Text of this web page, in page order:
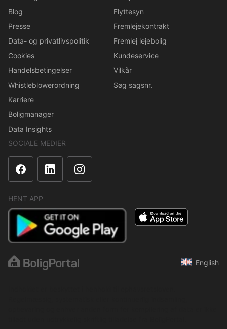
Blog
Presse
Data- og privatlivspolitik
Cookies
Handelsbetingelser
Whistleblowerordning
Karriere
Boligmanager
Data Insights
Flyttesyn
Fremlejekontrakt
Fremlej lejebolig
Kundeservice
Vilkår
Søg sagsnr.
SOCIALE MEDIER
HENT APP
English